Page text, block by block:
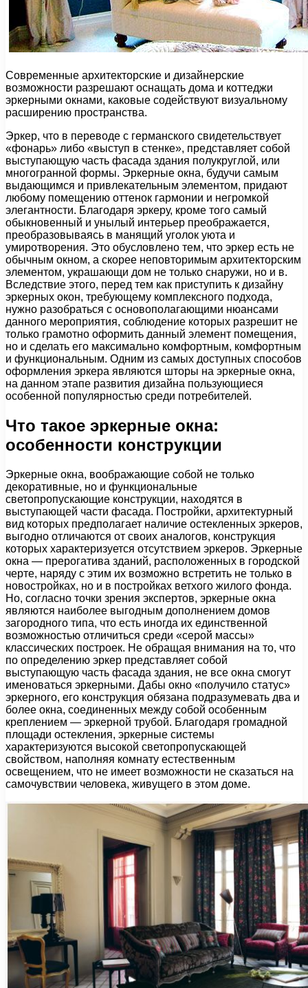
Современные архитекторские и дизайнерские
возможности разрешают оснащать дома и коттеджи
эркерными окнами, каковые содействуют визуальному
расширению пространства.
Эркер, что в переводе с германского свидетельствует
«фонарь» либо «выступ в стенке», представляет собой
выступающую часть фасада здания полукруглой, или
многогранной формы. Эркерные окна, будучи самым
выдающимся и привлекательным элементом, придают
любому помещению оттенок гармонии и негромкой
элегантности. Благодаря эркеру, кроме того самый
обыкновенный и унылый интерьер преображается,
преобразовываясь в манящий уголок уюта и
умиротворения. Это обусловлено тем, что эркер есть не
обычным окном, а скорее неповторимым архитекторским
элементом, украшающи дом не только снаружи, но и в.
Вследствие этого, перед тем как приступить к дизайну
эркерных окон, требующему комплексного подхода,
нужно разобраться с основополагающими нюансами
данного мероприятия, соблюдение которых разрешит не
только грамотно оформить данный элемент помещения,
но и сделать его максимально комфортным, комфортным
и функциональным. Одним из самых доступных способов
оформления эркера являются шторы на эркерные окна,
на данном этапе развития дизайна пользующиеся
особенной популярностью среди потребителей.
Что такое эркерные окна:
особенности конструкции
Эркерные окна, воображающие собой не только
декоративные, но и функциональные
светопропускающие конструкции, находятся в
выступающей части фасада. Постройки, архитектурный
вид которых предполагает наличие остекленных эркеров,
выгодно отличаются от своих аналогов, конструкция
которых характеризуется отсутствием эркеров. Эркерные
окна — прерогатива зданий, расположенных в городской
черте, наряду с этим их возможно встретить не только в
новостройках, но и в постройках ветхого жилого фонда.
Но, согласно точки зрения экспертов, эркерные окна
являются наиболее выгодным дополнением домов
загородного типа, что есть иногда их единственной
возможностью отличиться среди «серой массы»
классических построек. Не обращая внимания на то, что
по определению эркер представляет собой
выступающую часть фасада здания, не все окна смогут
именоваться эркерными. Дабы окно «получило статус»
эркерного, его конструкция обязана подразумевать два и
более окна, соединенных между собой особенным
креплением — эркерной трубой. Благодаря громадной
площади остекления, эркерные системы
характеризуются высокой светопропускающей
свойством, наполняя комнату естественным
освещением, что не имеет возможности не сказаться на
самочувствии человека, живущего в этом доме.